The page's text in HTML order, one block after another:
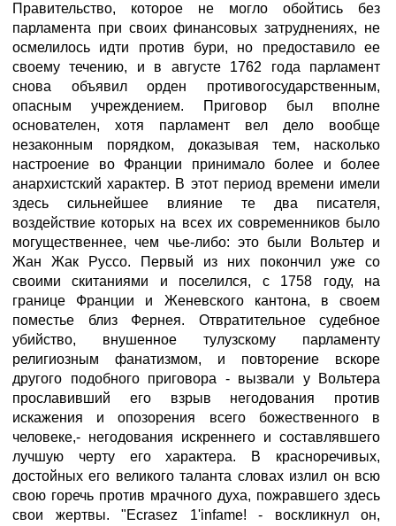
Правительство, которое не могло обойтись без
парламента при своих финансовых затруднениях, не
осмелилось идти против бури, но предоставило ее
своему течению, и в августе 1762 года парламент
снова объявил орден противогосударственным,
опасным учреждением. Приговор был вполне
основателен, хотя парламент вел дело вообще
незаконным порядком, доказывая тем, насколько
настроение во Франции принимало более и более
анархистский характер. В этот период времени имели
здесь сильнейшее влияние те два писателя,
воздействие которых на всех их современников было
могущественнее, чем чье-либо: это были Вольтер и
Жан Жак Руссо. Первый из них покончил уже со
своими скитаниями и поселился, с 1758 году, на
границе Франции и Женевского кантона, в своем
поместье близ Фернея. Отвратительное судебное
убийство, внушенное тулузскому парламенту
религиозным фанатизмом, и повторение вскоре
другого подобного приговора - вызвали у Вольтера
прославивший его взрыв негодования против
искажения и опозорения всего божественного в
человеке,- негодования искреннего и составлявшего
лучшую черту его характера. В красноречивых,
достойных его великого таланта словах излил он всю
свою горечь против мрачного духа, пожравшего здесь
свои жертвы. "Ecrasez 1'infame! - воскликнул он,